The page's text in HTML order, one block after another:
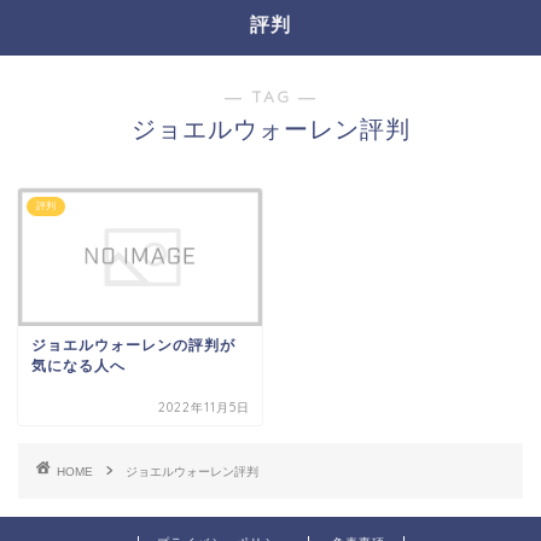
評判
― TAG ―
ジョエルウォーレン評判
評判
ジョエルウォーレンの評判が
気になる人へ
2022年11月5日
HOME ジョエルウォーレン評判